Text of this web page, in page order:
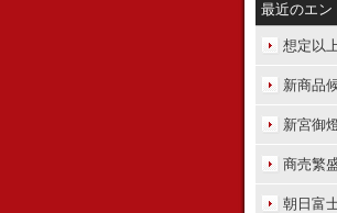
最近のエン
想定以
新商品
新宮御
商売繁
朝日富